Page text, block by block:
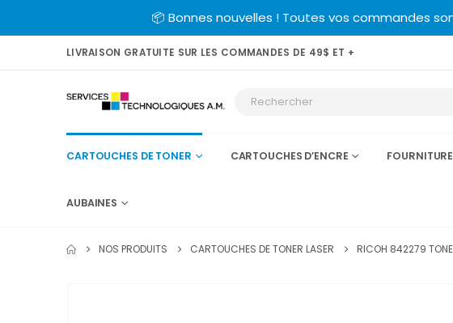
📦 Bonnes nouvelles ! Toutes vos commandes
LIVRAISON GRATUITE SUR LES COMMANDES DE 49$ ET +
CARTOUCHES DE TONER CARTOUCHES D’ENCRE
AUBAINES
NOS PRODUITS CARTOUCHES DE TONER LASER RICOH 842279